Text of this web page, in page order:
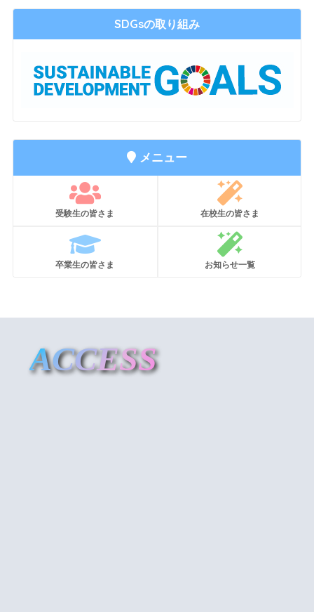
SDGsの取り組み
メニュー
受験生の皆さま 在校生の皆さま
卒業生の皆さま お知らせ一覧
ACCESS